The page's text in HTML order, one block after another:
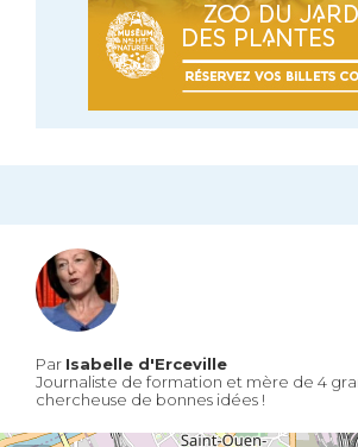
Par Isabelle d'Erceville
Journaliste de formation et mère de 4
chercheuse de bonnes idées !